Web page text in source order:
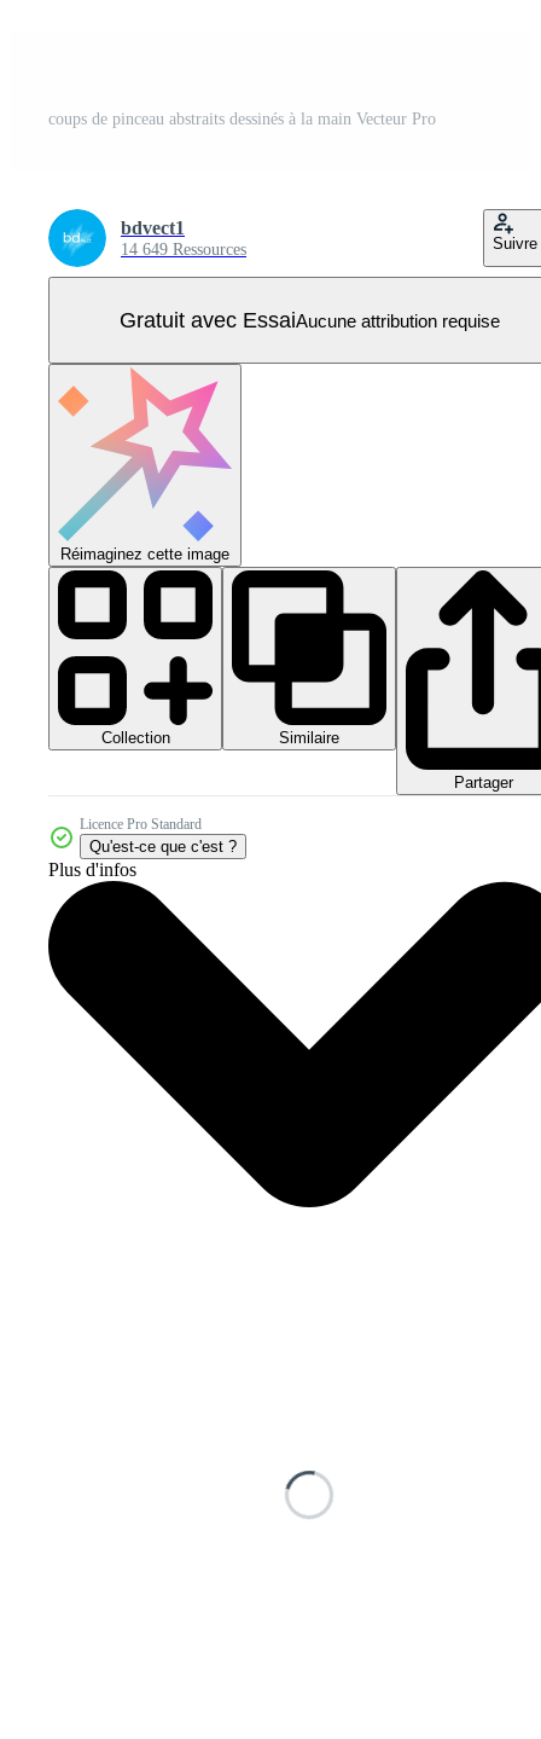
coups de pinceau abstraits dessinés à la main Vecteur Pro
bdvect1
14 649 Ressources Suivre
Gratuit avec EssaiAucune attribution requise
Réimaginez cette image
Collection Similaire
Partager
Licence Pro Standard
Qu'est-ce que c'est ?
Plus d'infos